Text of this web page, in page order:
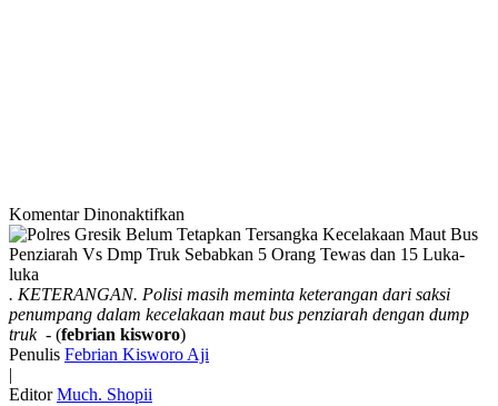
Komentar Dinonaktifkan
Polres
Gresik
Tetapkan
Tersangka
Kecelakaan
Maut
. KETERANGAN. Polisi masih meminta keterangan dari saksi
penumpang dalam kecelakaan maut bus penziarah dengan dump
truk - (febrian kisworo)
Penulis Febrian Kisworo Aji
|
Editor Much. Shopii